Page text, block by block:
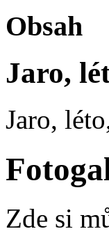
Obsah
Jaro,
Jaro,
Zde si